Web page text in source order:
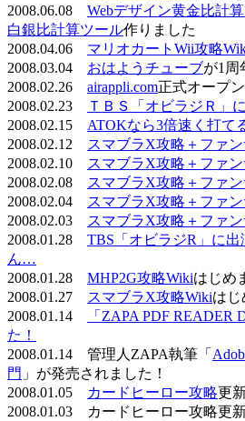
2008.06.08 Webデザイン黄金比計
白銀比計算ツール作りました
2008.04.06 マリオカートWii攻略
2008.03.04 おはようチューブが1周
2008.02.26 airappli.com正式オープ
2008.02.23
ＴＢＳ「オビラジＲ」
2008.02.15 ATOKなら3倍速く打て
2008.02.12
スマブラX攻略＋ファ
2008.02.10
スマブラX攻略＋ファ
2008.02.08
スマブラX攻略＋ファ
2008.02.04
スマブラX攻略＋ファ
2008.02.03
スマブラX攻略＋ファ
2008.01.28 TBS「オビラジR」に
ん…
2008.01.28 MHP2G攻略Wikiはじめ
2008.01.27
スマブラX攻略Wikiはじ
2008.01.14
「ZAPA PDF READER
た！
2008.01.14 管理人ZAPA執筆「
門 」が発売されました！
2008.01.05
カードヒーロー攻略更
2008.01.03 カードヒーロー攻略更